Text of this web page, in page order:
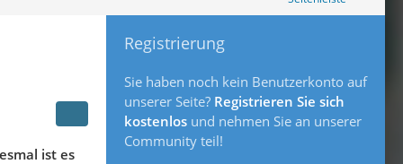
ist es
Registrierung
Sie haben noch kein Benutzerkonto auf
unserer Seite? Registrieren Sie sich
kostenlos und nehmen Sie an unserer
Community teil!